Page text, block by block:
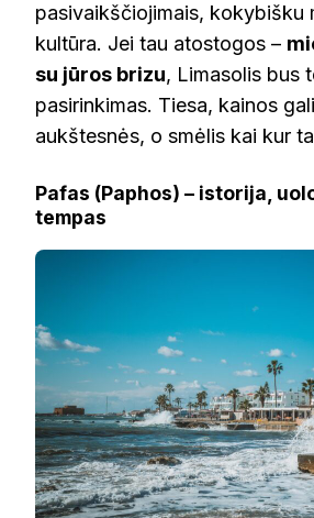
pasivaikščiojimais, kokybišku
kultūra. Jei tau atostogos –
su jūros brizu, Limasolis bus
pasirinkimas. Tiesa, kainos
aukštesnės, o smėlis kai kur
Pafas (Paphos) – istorija,
tempas